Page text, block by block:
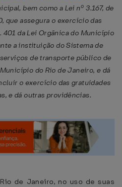
bem como a Lei nº 3.167, de
que assegura o exercício das
da Lei Orgânica do Município
a instituição do Sistema de
de transporte público de
do Rio de Janeiro, e dá
o exercício das gratuidades
e dá outras providências.
de Janeiro, no uso de suas